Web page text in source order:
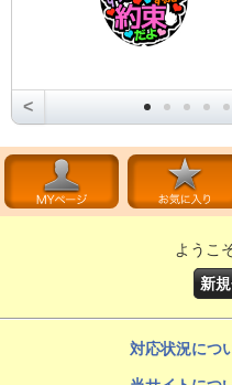
<
ようこ
新
対応状況につ